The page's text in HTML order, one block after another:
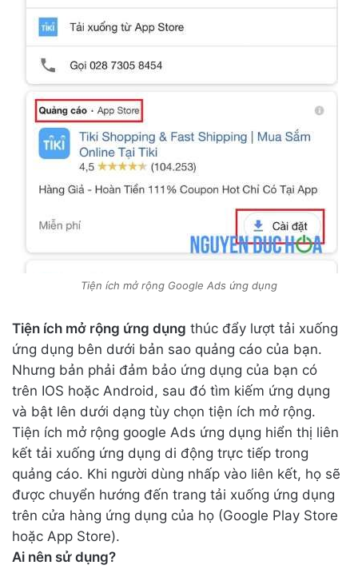
Tiện ích mở rộng Google Ads ứng dụng
Tiện ích mở rộng ứng dụng thúc đẩy lượt tải xuống
ứng dụng bên dưới bản sao quảng cáo của bạn.
Nhưng bản phải đảm bảo ứng dụng của bạn có
trên IOS hoặc Android, sau đó tìm kiếm ứng dụng
và bật lên dưới dạng tùy chọn tiện ích mở rộng.
Tiện ích mở rộng google Ads ứng dụng hiển thị liên
kết tải xuống ứng dụng di động trực tiếp trong
quảng cáo. Khi người dùng nhấp vào liên kết, họ sẽ
được chuyển hướng đến trang tải xuống ứng dụng
trên cửa hàng ứng dụng của họ (Google Play Store
hoặc App Store).
Ai nên sử dụng?